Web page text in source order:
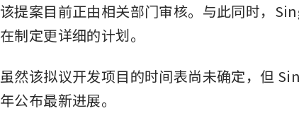
该提案目前正由相关部门审核。与此同时，
在制定更详细的计划。
虽然该拟议开发项目的时间表尚未确定，但
年公布最新进展。